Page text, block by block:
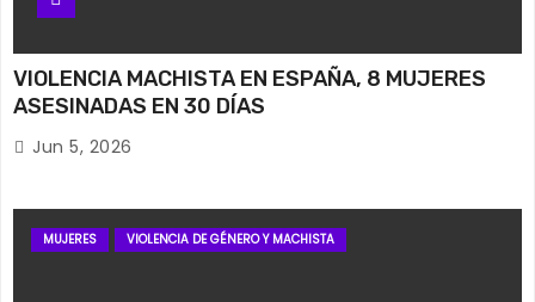
VIOLENCIA MACHISTA EN ESPAÑA, 8 MUJERES
ASESINADAS EN 30 DÍAS
Jun 5, 2026
MUJERES VIOLENCIA DE GÉNERO Y MACHISTA